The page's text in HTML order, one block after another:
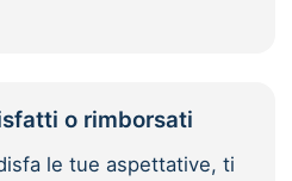
o rimborsati
le tue aspettative, ti